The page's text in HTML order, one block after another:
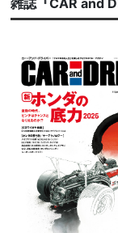
雑誌『CAR and